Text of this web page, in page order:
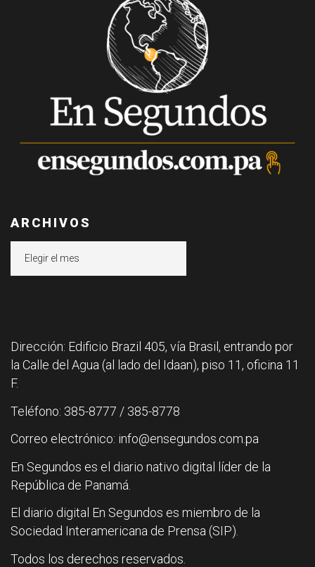
ARCHIVOS
Dirección: Edificio Brazil 405, vía Brasil, entrando por
la Calle del Agua (al lado del Idaan), piso 11, oficina 11
F.
Teléfono: 385-8777 / 385-8778
Correo electrónico: info@ensegundos.com.pa
En Segundos es el diario nativo digital líder de la
República de Panamá.
El diario digital En Segundos es miembro de la
Sociedad Interamericana de Prensa (SIP).
Todos los derechos reservados.